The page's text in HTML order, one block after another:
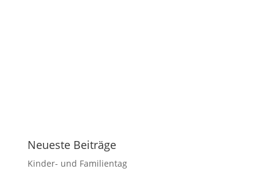
Neueste Beiträge
Kinder- und Familientag